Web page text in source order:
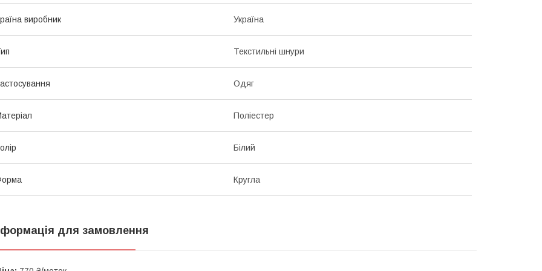
виробник Україна
Текстильні шнури
Одяг
Поліестер
Білий
Кругла
для замовлення